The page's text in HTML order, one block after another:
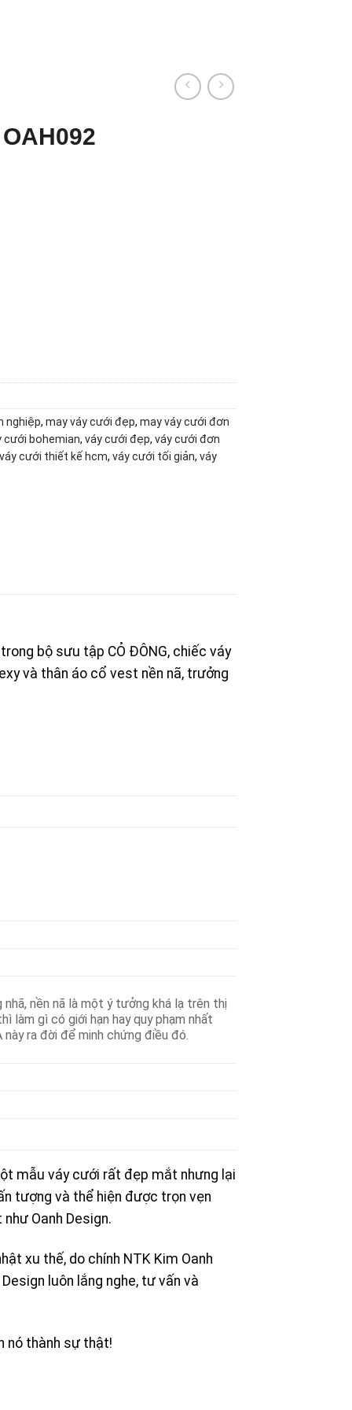
nghiệp, may váy cưới đẹp, may váy cưới đơn
cưới bohemian, váy cưới đẹp, váy cưới đơn
cưới thiết kế hcm, váy cưới tối giản, váy
bộ sưu tập CỎ ĐÔNG, chiếc váy
và thân áo cổ vest nền nã, trưởng
nền nã là một ý tưởng khá lạ trên thị
làm gì có giới hạn hay quy phạm nhất
ra đời để minh chứng điều đó.
mẫu váy cưới rất đẹp mắt nhưng lại
tượng và thể hiện được trọn vẹn
Oanh Design.
xu thế, do chính NTK Kim Oanh
luôn lắng nghe, tư vấn và
nó thành sự thật!